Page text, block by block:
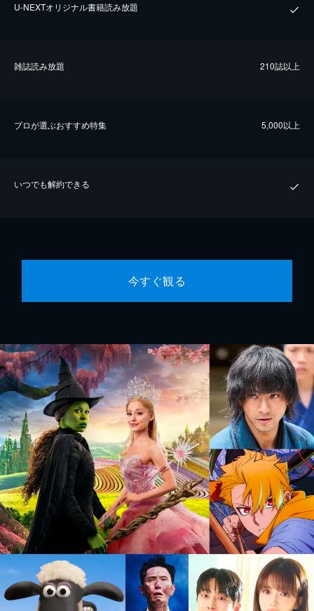
U-NEXTオリジナル書籍読み放題
雑誌読み放題 210誌以上
プロが選ぶおすすめ特集 5,000以上
いつでも解約できる
今すぐ観る